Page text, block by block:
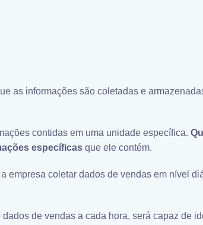
as informações são coletadas e
contidas em uma unidade específica.
específicas que ele contém.
empresa coletar dados de vendas em nível
de vendas a cada hora, será capaz de